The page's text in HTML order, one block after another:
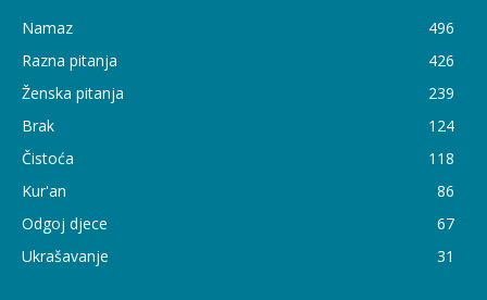
Namaz
496
Razna pitanja
426
Ženska pitanja
239
Brak
124
Čistoća
118
Kur'an
86
Odgoj djece
67
Ukrašavanje
31